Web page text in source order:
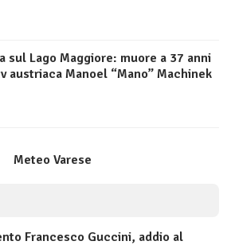
sul Lago Maggiore: muore a 37 anni
austriaca Manoel “Mano” Machinek
Meteo Varese
Francesco Guccini, addio al